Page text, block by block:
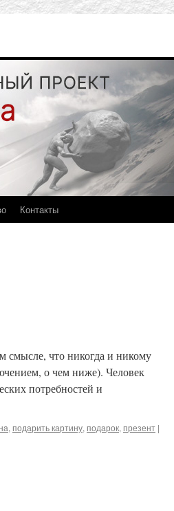
Контакты
смысле, что никогда и никому
о чем ниже). Человек
потребностей и
, подарить картину, подарок, презент |